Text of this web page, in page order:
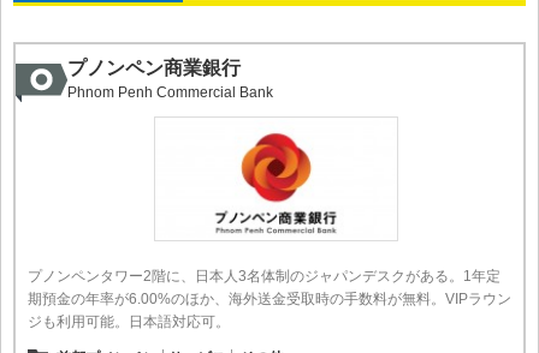
プノンペン商業銀行
Phnom Penh Commercial Bank
プノンペンタワー2階に、日本人3名体制のジャパンデスクがある。1年定
期預金の年率が6.00%のほか、海外送金受取時の手数料が無料。VIPラウン
ジも利用可能。日本語対応可。